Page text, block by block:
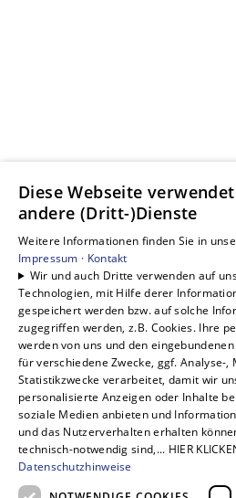
Diese Webseite
andere (Dritt-)Dienste
Weitere Informationen finden Sie in
Impressum · Kontakt
Wir und auch Dritte verwenden auf
Technologien, mit Hilfe derer
gespeichert werden bzw. auf solche
zugegriffen werden, z.B. Cookies. Ihre
werden von uns und den
für verschiedene Zwecke, ggf. Analyse-,
Statistikzwecke verarbeitet, damit wir
personalisierte Anzeigen oder Inhalte
soziale Medien anbieten und
und das Nutzerverhalten erhalten
technisch-notwendig sind,... HIER
Datenschutzhinweise